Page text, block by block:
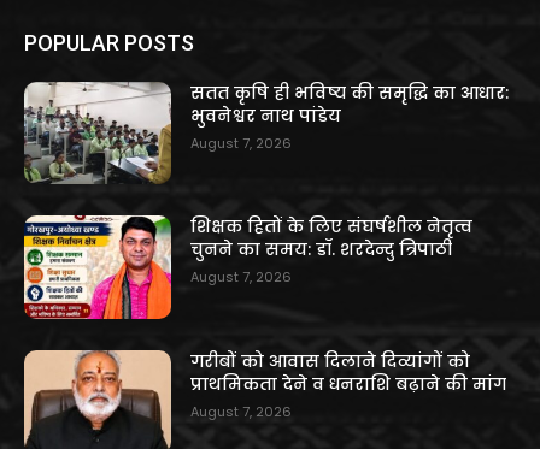
POPULAR POSTS
सतत कृषि ही भविष्य की समृद्धि का आधार:
भुवनेश्वर नाथ पांडेय
August 7, 2026
शिक्षक हितों के लिए संघर्षशील नेतृत्व
चुनने का समय: डॉ. शरदेन्दु त्रिपाठी
August 7, 2026
गरीबों को आवास दिलाने दिव्यांगों को
प्राथमिकता देने व धनराशि बढ़ाने की मांग
August 7, 2026